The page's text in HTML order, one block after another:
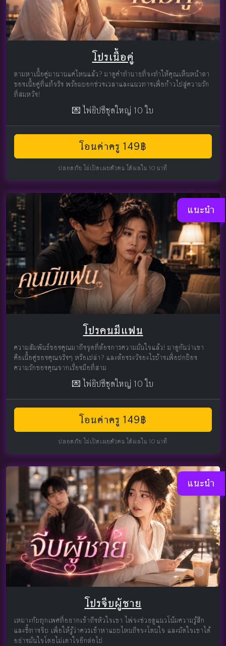
โปรเนื้อคู่
ตามหาเนื้อคู่มานานแค่ไหนแล้ว? มาดูคำทำนายที่จะทำให้คุณเห็นหน้าตา
ของเนื้อคู่ที่แท้จริง พร้อมบอกช่วงเวลาและแนวทางเพื่อก้าวไปสู่ความรัก
ที่สมหวัง!
💌 ไพ่ยิปซีชุดใหญ่ 10 ใบ
โอนค่าครู 149฿
ปลอดภัย ไม่เปิดเผยตัวตน ได้ผลใน 10 นาที
แนะนำ
โปรคนมีแฟน
ความสัมพันธ์ของคุณมาถึงจุดที่ต้องการความมั่นใจแล้ว! มาดูกันว่าเขา
คือเนื้อคู่ของคุณจริงๆ หรือเปล่า? และต้องระวังอะไรบ้างเพื่อปกป้อง
ความรักของคุณจากเรื่องมือที่สาม
💌 ไพ่ยิปซีชุดใหญ่ 10 ใบ
โอนค่าครู 149฿
ปลอดภัย ไม่เปิดเผยตัวตน ได้ผลใน 10 นาที
แนะนำ
โปรจีบผู้ชาย
เหมาะกับทุกเพศที่อยากเข้าถึงหัวใจเขา ไพ่จะช่วยดูแนวโน้มความรู้สึก
และชี้ทางจีบ เพื่อให้รู้ว่าควรเข้าหาแบบไหนถึงจะโดนใจ และมัดใจเขาได้
อย่างมั่นใจโดยไม่เดาใจอีกต่อไป